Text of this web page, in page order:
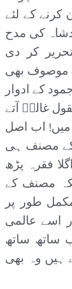
کرنے کے لئے
کی مدح
کر دی
موصوف بھی
کے ادوار
غالبؔ آتے
اب اصل
کے مصنف ہی
فقرہ پڑھ
مصنف کے
طور پر
اسے عالمی
ساتھ ساتھ
ہیں وہ بھی